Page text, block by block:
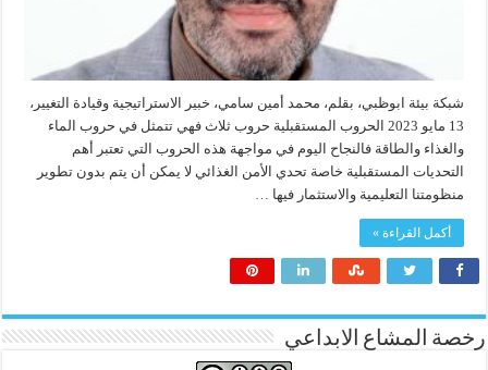
شبكة بيئة ابوظبي، بقلم، محمد أمين سامي، خبير الاستراتيجية وقيادة التغيير،
13 مايو 2023 الحروب المستقبلية حروب ثلاث فهي تتمثل في حروب الماء
والغذاء والطاقة فالنجاح اليوم في مواجهة هذه الحروب التي تعتبر أهم
التحديات المستقبلية خاصة تحدي الأمن الغذائي لا يمكن أن يتم بدون تطوير
منظومتنا التعليمية والاستثمار فيها …
أكمل القراءة »
رخصة المشاع الابداعي